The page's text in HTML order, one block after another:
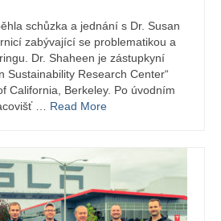
schůzka a jednání s Dr. Susan
zabývající se problematikou a
Dr. Shaheen je zástupkyní
Sustainability Research Center“
California, Berkeley. Po úvodním
… Read More